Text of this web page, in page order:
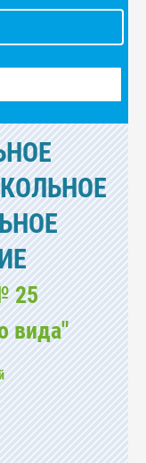
25
вида"